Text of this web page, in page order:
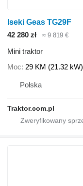
Iseki Geas TG29F
42 280 zł
≈ 9 819 €
Mini traktor
Moc 29 KM (21.32 kW)
Polska
Traktor.com.pl